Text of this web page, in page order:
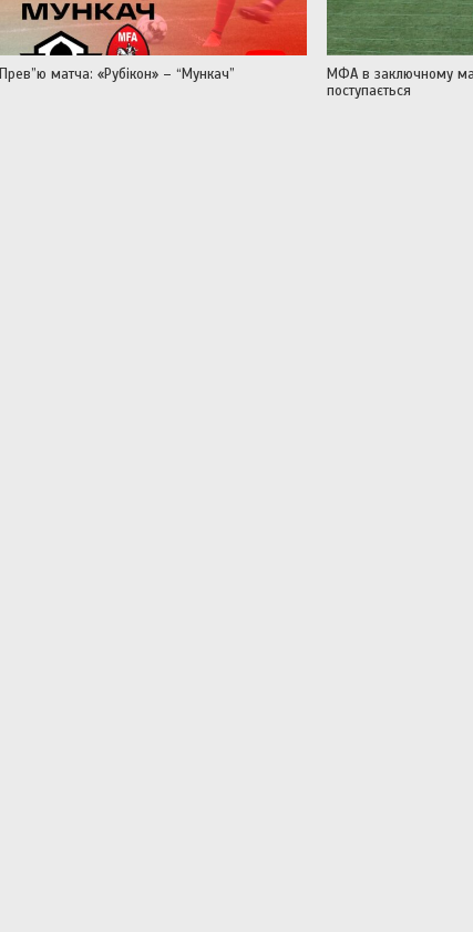
Прев”ю матча: «Рубікон» – “Мункач”
МФА в заключному
поступається